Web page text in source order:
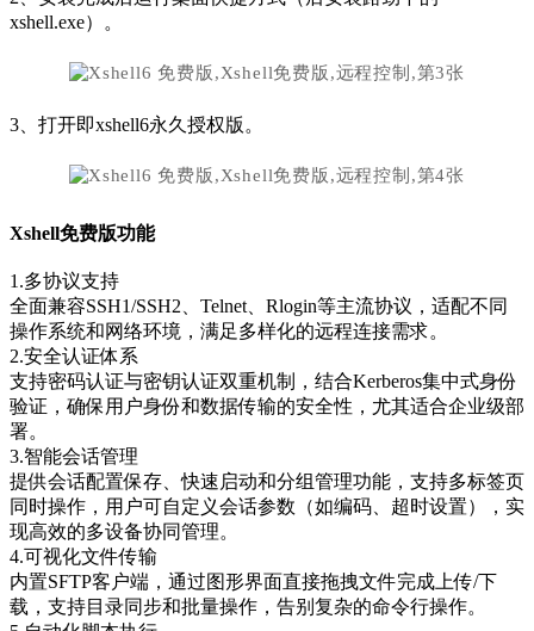
xshell.exe）。
3、打开即xshell6永久授权版。
Xshell免费版功能
1.多协议支持
全面兼容SSH1/SSH2、Telnet、Rlogin等主流协议，适配不同
操作系统和网络环境，满足多样化的远程连接需求。
2.安全认证体系
支持密码认证与密钥认证双重机制，结合Kerberos集中式身份
验证，确保用户身份和数据传输的安全性，尤其适合企业级部
署。
3.智能会话管理
提供会话配置保存、快速启动和分组管理功能，支持多标签页
同时操作，用户可自定义会话参数（如编码、超时设置），实
现高效的多设备协同管理。
4.可视化文件传输
内置SFTP客户端，通过图形界面直接拖拽文件完成上传/下
载，支持目录同步和批量操作，告别复杂的命令行操作。